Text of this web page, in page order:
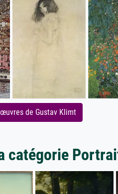
de Gustav Klimt
catégorie